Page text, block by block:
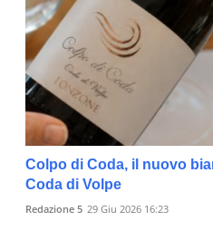
Colpo di Coda, il nuovo
Coda di Volpe
Redazione 5 29 Giu 2026 16:23